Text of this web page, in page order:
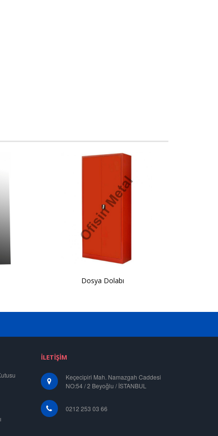
Dosya Dolabı
İLETIŞIM
Keçecipiri Mah. Namazgah Caddesi
NO:54 / 2 Beyoğlu / İSTANBUL
0212 253 03 66